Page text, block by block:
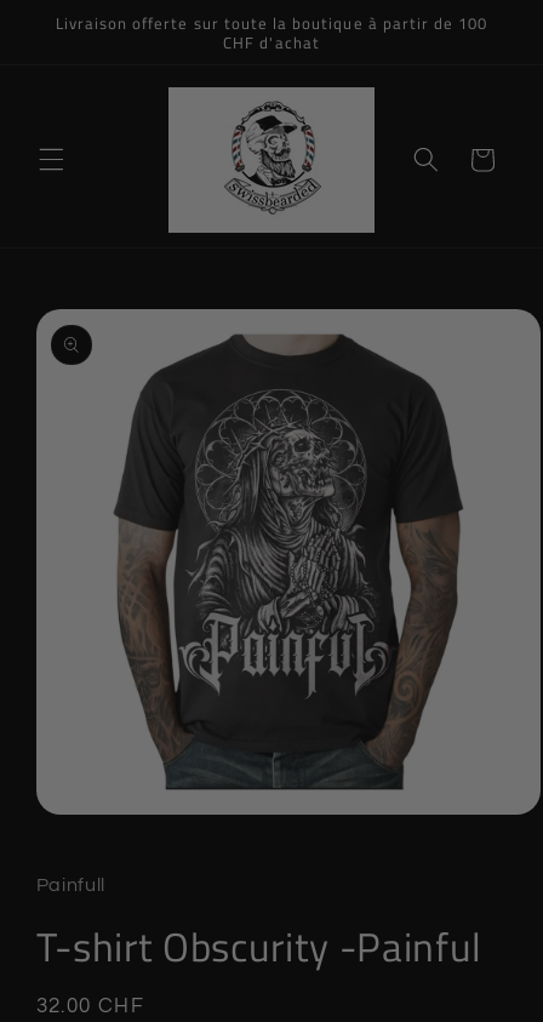
passer
Livraison offerte sur toute la boutique à partir de 100
CHF d'achat
Panier
Passer aux
informations
produits
1
dans
fenêtre
modale
Painfull
T-shirt Obscurity -Painful
Prix
32.00 CHF